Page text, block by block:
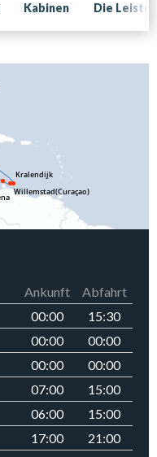
Kabinen Die
Ankunft
Abfahrt
00:00
15:30
00:00
00:00
00:00
00:00
07:00
15:00
06:00
15:00
17:00
21:00